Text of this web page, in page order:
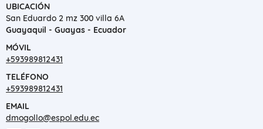
UBICACIÓN
San Eduardo 2 mz 300 villa 6A
Guayaquil - Guayas - Ecuador
MÓVIL
+593989812431
TELÉFONO
+593989812431
EMAIL
dmogollo@espol.edu.ec